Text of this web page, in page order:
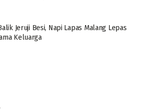
Jeruji Besi, Napi Lapas Malang Lepas
Keluarga